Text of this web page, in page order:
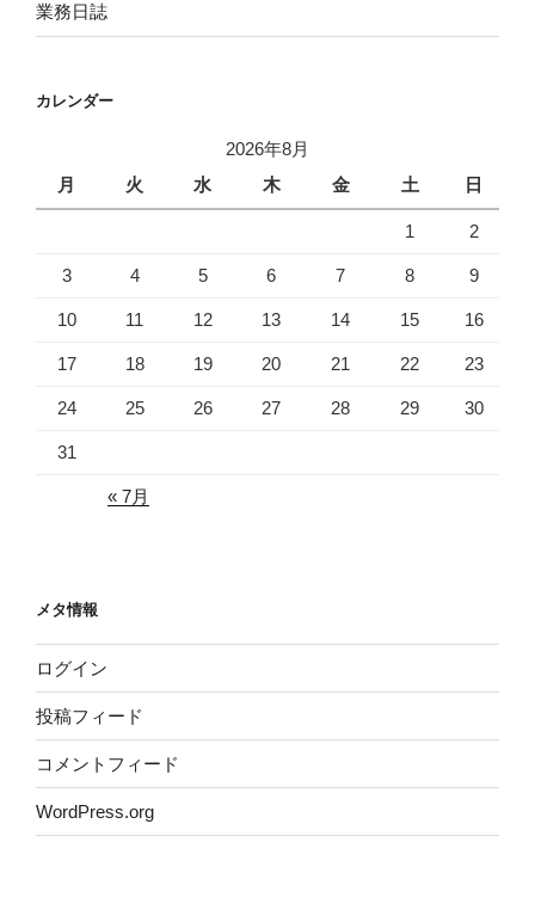
業務日誌
カレンダー
2026年8月
月
火 水 木 金 土 日
1 2
3 4 5 6 7 8 9
10 11 12 13 14 15 16
17 18 19 20 21 22 23
24 25 26 27 28 29 30
31
« 7月
メタ情報
ログイン
投稿フィード
コメントフィード
WordPress.org